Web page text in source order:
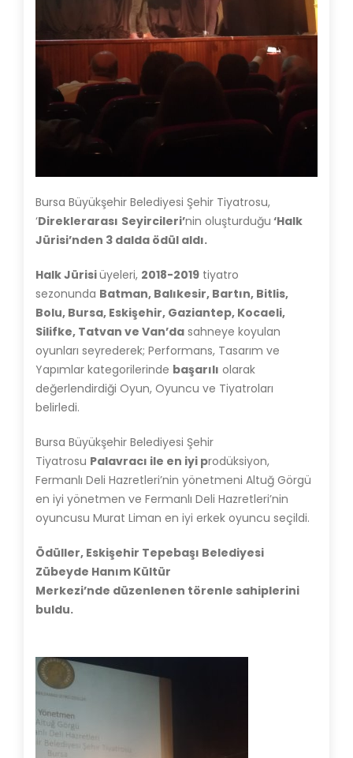
Bursa Büyükşehir Belediyesi Şehir Tiyatrosu,
‘Direklerarası Seyircileri’nin oluşturduğu ‘Halk
Jürisi’nden 3 dalda ödül aldı.
Halk Jürisiüyeleri, 2018-2019 tiyatro
sezonunda Batman, Balıkesir, Bartın, Bitlis,
Bolu, Bursa, Eskişehir, Gaziantep, Kocaeli,
Silifke, Tatvan ve Van’da sahneye koyulan
oyunları seyrederek; Performans, Tasarım ve
Yapımlar kategorilerinde başarılı olarak
değerlendirdiği Oyun, Oyuncu ve Tiyatroları
belirledi.
Bursa Büyükşehir Belediyesi Şehir
Tiyatrosu Palavracı ile en iyi prodüksiyon,
Fermanlı Deli Hazretleri’nin yönetmeni Altuğ Görgü
en iyi yönetmen ve Fermanlı Deli Hazretleri’nin
oyuncusu Murat Liman en iyi erkek oyuncu seçildi.
Ödüller, Eskişehir Tepebaşı Belediyesi
Zübeyde Hanım Kültür
Merkezi’nde düzenlenen törenle sahiplerini
buldu.